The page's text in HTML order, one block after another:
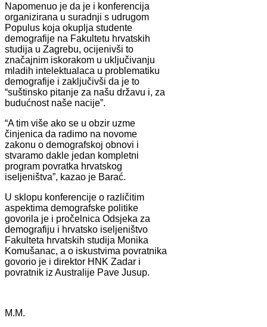
Napomenuo je da je i konferencija
organizirana u suradnji s udrugom
Populus koja okuplja studente
demografije na Fakultetu hrvatskih
studija u Zagrebu, ocijenivši to
značajnim iskorakom u uključivanju
mladih intelektualaca u problematiku
demografije i zaključivši da je to
“suštinsko pitanje za našu državu i, za
budućnost naše nacije”.
“A tim više ako se u obzir uzme
činjenica da radimo na novome
zakonu o demografskoj obnovi i
stvaramo dakle jedan kompletni
program povratka hrvatskog
iseljeništva”, kazao je Barać.
U sklopu konferencije o različitim
aspektima demografske politike
govorila je i pročelnica Odsjeka za
demografiju i hrvatsko iseljeništvo
Fakulteta hrvatskih studija Monika
Komušanac, a o iskustvima povratnika
govorio je i direktor HNK Zadar i
povratnik iz Australije Pave Jusup.
M.M.